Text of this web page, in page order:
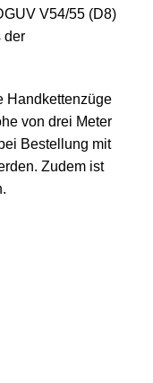
V54/55 (D8)
der
Handkettenzüge
von drei Meter
Bestellung mit
Zudem ist